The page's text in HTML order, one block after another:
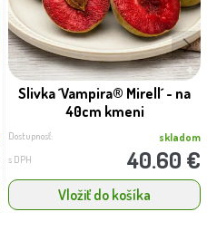
Slivka ´Vampira® Mirell´ - na
40cm kmeni
Dostupnosť: skladom
s DPH 40.60 €
Vložiť do košíka